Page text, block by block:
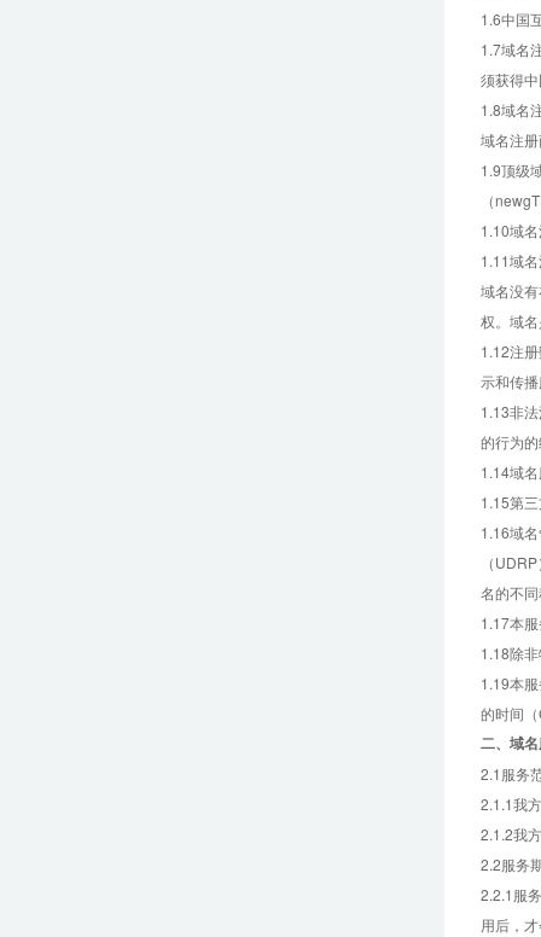
1.6中国
1.7域名
须获得
1.8域名
域名注
1.9顶级
（
1.10域
1.11域
域名没
权。域
1.12注
示和传
1.13非
的行为
1.14域
1.15第
1.16域
（
名的不
1.17本服
1.18除
1.19本
的时间
二、 域
2.1服务
2.1.1我
2.1.2我
2.2服务
2.2.1服
用后，